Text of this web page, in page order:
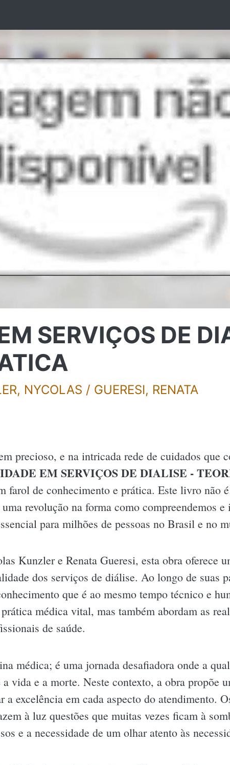
SERVIÇOS DE
NYCOLAS / GUERESI, RENATA
precioso, e na intricada rede de cuidados que
EM SERVIÇOS DE DIALISE -
farol de conhecimento e prática. Este livro não
revolução na forma como compreendemos
para milhões de pessoas no Brasil e no
Kunzler e Renata Gueresi, esta obra oferece
dos serviços de diálise. Ao longo de suas
que é ao mesmo tempo técnico e
médica vital, mas também abordam as
de saúde.
médica; é uma jornada desafiadora onde a
vida e a morte. Neste contexto, a obra propõe
a excelência em cada aspecto do atendimento.
à luz questões que muitas vezes ficam à
e a necessidade de um olhar atento às